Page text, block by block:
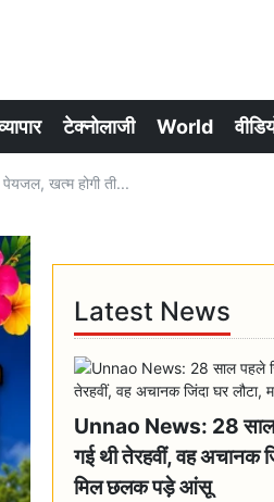
टेक्नोलाजी World
खत्म होगी ती...
Latest News
Unnao News: 28 साल
गई थी तेरहवीं, वह अचानक
मिल छलक पड़े आंसू